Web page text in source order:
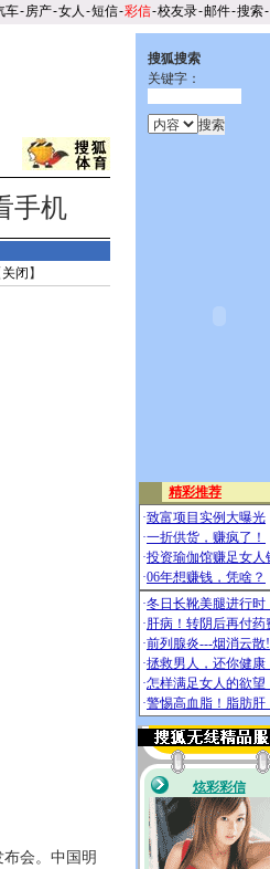
车-房产-女人 -短信-彩信-校友录-邮件-搜索-
手机
关闭 】
会。中国明
搜狐搜索
关键字：